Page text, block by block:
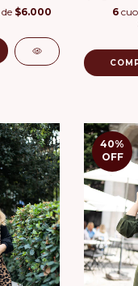
$6.000
6
40%
OFF